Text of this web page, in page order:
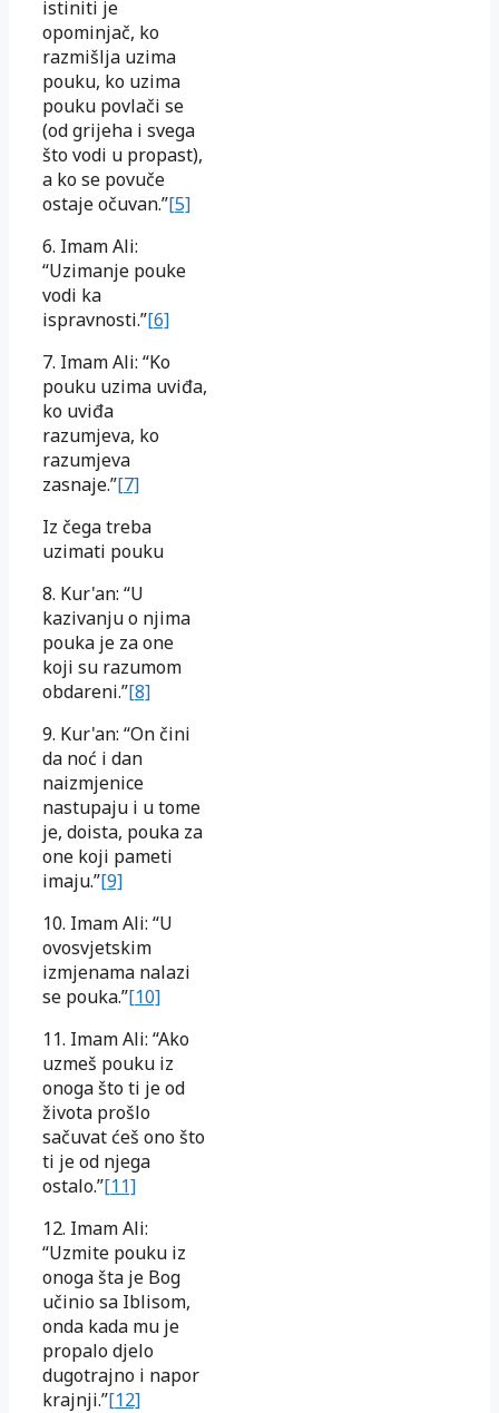
istiniti je
opominjač, ko
razmišlja uzima
pouku, ko uzima
pouku povlači se
(od grijeha i svega
što vodi u propast),
a ko se povuče
ostaje očuvan.”[5]
6. Imam Ali:
“Uzimanje pouke
vodi ka
ispravnosti.”[6]
7. Imam Ali: “Ko
pouku uzima uviđa,
ko uviđa
razumjeva, ko
razumjeva
zasnaje.”[7]
Iz čega treba
uzimati pouku
8. Kur'an: “U
kazivanju o njima
pouka je za one
koji su razumom
obdareni.”[8]
9. Kur'an: “On čini
da noć i dan
naizmjenice
nastupaju i u tome
je, doista, pouka za
one koji pameti
imaju.”[9]
10. Imam Ali: “U
ovosvjetskim
izmjenama nalazi
se pouka.”[10]
11. Imam Ali: “Ako
uzmeš pouku iz
onoga što ti je od
života prošlo
sačuvat ćeš ono što
ti je od njega
ostalo.”[11]
12. Imam Ali:
“Uzmite pouku iz
onoga šta je Bog
učinio sa Iblisom,
onda kada mu je
propalo djelo
dugotrajno i napor
krajnji.”[12]